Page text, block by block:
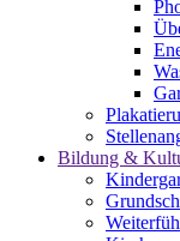
Bildung &